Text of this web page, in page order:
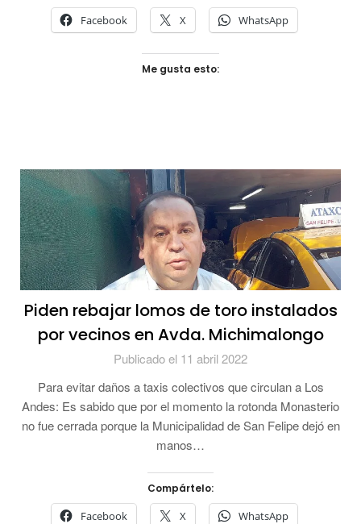
Facebook X WhatsApp
Me gusta esto:
Piden rebajar lomos de toro instalados
por vecinos en Avda. Michimalongo
Publicado el 11 abril 2022
Para evitar daños a taxis colectivos que circulan a Los
Andes: Es sabido que por el momento la rotonda Monasterio
no fue cerrada porque la Municipalidad de San Felipe dejó en
manos…
Compártelo:
Facebook X WhatsApp